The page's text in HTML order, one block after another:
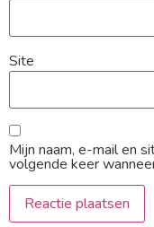
Site
Mijn naam, e-mail en
volgende keer